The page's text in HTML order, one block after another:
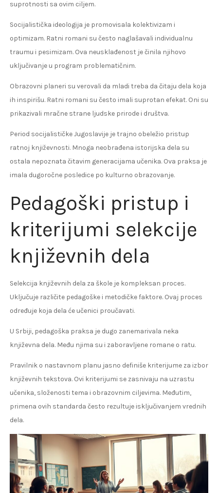
suprotnosti sa ovim ciljem.
Socijalistička ideologija je promovisala kolektivizam i
optimizam. Ratni romani su često naglašavali individualnu
traumu i pesimizam. Ova neusklađenost je činila njihovo
uključivanje u program problematičnim.
Obrazovni planeri su verovali da mladi treba da čitaju dela koja
ih inspirišu. Ratni romani su često imali suprotan efekat. Oni su
prikazivali mračne strane ljudske prirode i društva.
Period socijalističke Jugoslavije je trajno obeležio pristup
ratnoj književnosti. Mnoga neobrađena istorijska dela su
ostala nepoznata čitavim generacijama učenika. Ova praksa je
imala dugoročne posledice po kulturno obrazovanje.
Pedagoški pristup i
kriterijumi selekcije
književnih dela
Selekcija književnih dela za škole je kompleksan proces.
Uključuje različite pedagoške i metodičke faktore. Ovaj proces
određuje koja dela će učenici proučavati.
U Srbiji, pedagoška praksa je dugo zanemarivala neka
književna dela. Među njima su i zaboravljene romane o ratu.
Pravilnik o nastavnom planu jasno definiše kriterijume za izbor
književnih tekstova. Ovi kriterijumi se zasnivaju na uzrastu
učenika, složenosti tema i obrazovnim ciljevima. Međutim,
primena ovih standarda često rezultuje isključivanjem vrednih
dela.